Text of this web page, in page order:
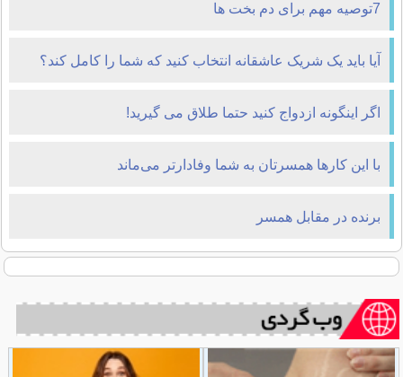
7توصیه مهم برای دم بخت ها
آیا باید یک شریک عاشقانه انتخاب کنید که شما را کامل کند؟
اگر اینگونه ازدواج کنید حتما طلاق می گیرید!
با این کارها همسرتان به شما وفادارتر می‌ماند
برنده در مقابل همسر